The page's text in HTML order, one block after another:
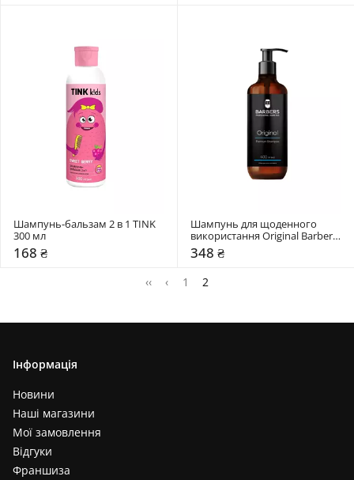
Шампунь-бальзам 2 в 1 TINK
300 мл
168 ₴
Шампунь для щоденного
використання Original Barbers
400 мл
348 ₴
‹‹ ‹ 1 2
Інформація
Новини
Наші магазини
Мої замовлення
Відгуки
Франшиза